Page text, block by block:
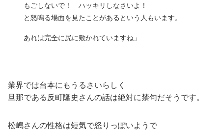
もごしないで！ ハッキリしなさいよ！
と怒鳴る場面を見たことがあるという人もいます。
あれは完全に尻に敷かれていますね」
業界では台本にもうるさいらしく
旦那である反町隆史さんの話は絶対に禁句だそうです。
松嶋さんの性格は短気で怒りっぽいようで